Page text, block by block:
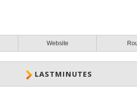
Website
LASTMINUTES